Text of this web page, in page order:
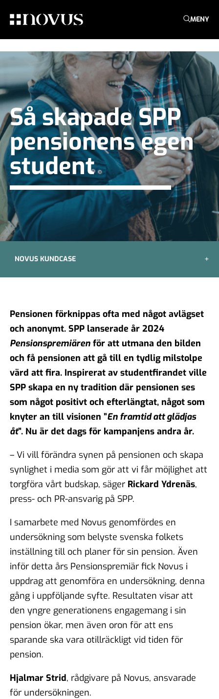
MENY
Så skapade SPP
pensionens egen
student
NOVUS KUNDCASE
Pensionen förknippas ofta med något avlägset
och anonymt. SPP lanserade år 2024
Pensionspremiären för att utmana den bilden
och få pensionen att gå till en tydlig milstolpe
värd att fira. Inspirerat av studentfirandet ville
SPP skapa en ny tradition där pensionen ses
som något positivt och efterlängtat, något som
knyter an till visionen ”En framtid att glädjas
åt”. Nu är det dags för kampanjens andra år.
– Vi vill förändra synen på pensionen och skapa
synlighet i media som gör att vi får möjlighet att
torgföra vårt budskap, säger Rickard Ydrenäs,
press- och PR-ansvarig på SPP.
I samarbete med Novus genomfördes en
undersökning som belyste svenska folkets
inställning till och planer för sin pension. Även
inför detta års Pensionspremiär fick Novus i
uppdrag att genomföra en undersökning, denna
gång i uppföljande syfte. Resultaten visar att
den yngre generationens engagemang i sin
pension ökar, men även oron för att ens
sparande ska vara otillräckligt vid tiden för
pension.
Hjalmar Strid, rådgivare på Novus, ansvarade
för undersökningen.